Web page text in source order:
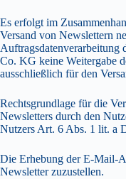
Es erfolgt im
Versand von Newslettern
Co. KG keine Weitergabe
ausschließlich für den
Rechtsgrundlage für die
Newsletters durch den
Nutzers Art. 6 Abs. 1 lit. a
Die Erhebung der E-Mail-
Newsletter zuzustellen.